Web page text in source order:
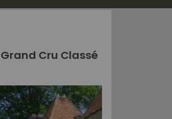
Cru Classé